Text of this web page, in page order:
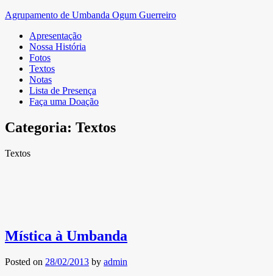
Skip
content
Agrupamento de Umbanda Ogum Guerreiro
Apresentação
Nossa História
Fotos
Textos
Notas
Lista de Presença
Faça uma Doação
Categoria: Textos
Textos
Mística à Umbanda
Posted on 28/02/2013 by admin